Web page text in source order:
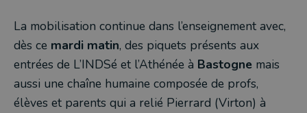
La mobilisation continue dans l’enseignement avec,
dès ce mardi matin, des piquets présents aux
entrées de L’INDSé et l’Athénée à Bastogne mais
aussi une chaîne humaine composée de profs,
élèves et parents qui a relié Pierrard (Virton) à